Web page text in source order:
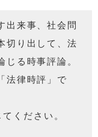
出来事、社会問
切り出して、法
じる時事評論。
法律時評」で
ください。